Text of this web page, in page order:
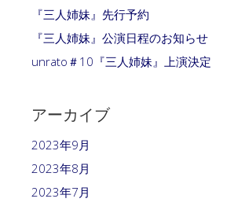
『三人姉妹』先行予約
『三人姉妹』公演日程のお知らせ
unrato＃10『三人姉妹』上演決定
アーカイブ
2023年9月
2023年8月
2023年7月